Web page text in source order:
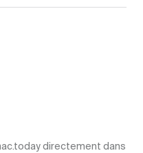
directement dans